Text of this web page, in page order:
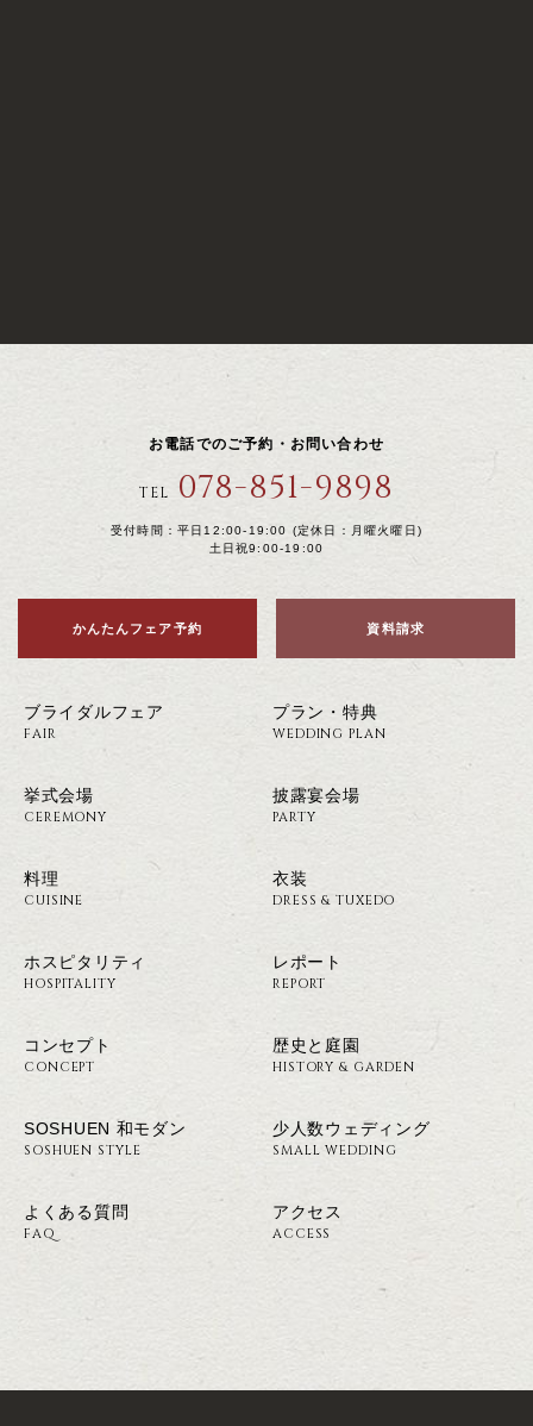
お電話でのご予約・お問い合わせ
TEL 078-851-9898
受付時間：平日12:00-19:00 (定休日：月曜火曜日)
土日祝9:00-19:00
かんたんフェア予約 資料請求
ブライダルフェア
FAIR
プラン・特典
WEDDING PLAN
挙式会場
CEREMONY
披露宴会場
PARTY
料理
CUISINE
衣装
DRESS & TUXEDO
ホスピタリティ
HOSPITALITY
レポート
REPORT
コンセプト
CONCEPT
歴史と庭園
HISTORY & GARDEN
SOSHUEN 和モダン
SOSHUEN STYLE
少人数ウェディング
SMALL WEDDING
よくある質問
FAQ
アクセス
ACCESS